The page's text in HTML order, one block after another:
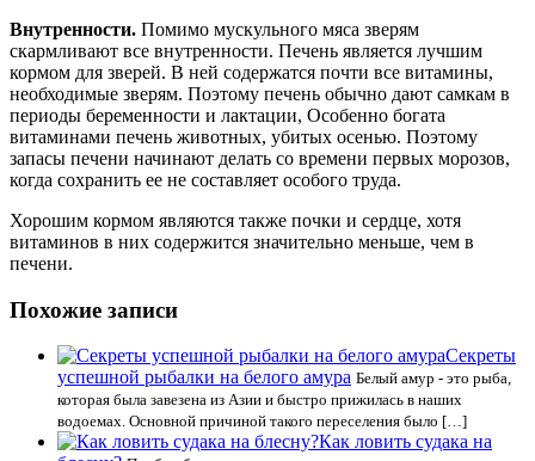
Внутренности. Помимо мускульного мяса зверям
скармливают все внутренности. Печень является лучшим
кормом для зверей. В ней содержатся почти все витамины,
необходимые зверям. Поэтому печень обычно дают самкам в
периоды беременности и лактации, Особенно богата
витаминами печень животных, убитых осенью. Поэтому
запасы печени начинают делать со времени первых морозов,
когда сохранить ее не составляет особого труда.
Хорошим кормом являются также почки и сердце, хотя
витаминов в них содержится значительно меньше, чем в
печени.
Похожие записи
Секреты
успешной рыбалки на белого амура Белый амур - это рыба,
которая была завезена из Азии и быстро прижилась в наших
водоемах. Основной причиной такого переселения было […]
Как ловить судака на